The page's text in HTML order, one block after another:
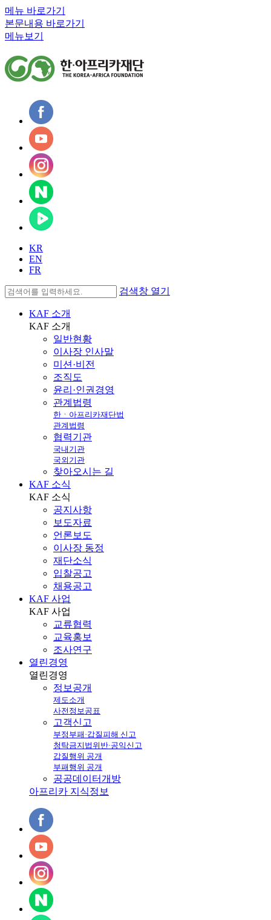
메뉴 바로가기
본문내용 바로가기
메뉴보기
KR
EN
FR
검색창 열기
KAF 소개
KAF 소개
일반현황
이사장 인사말
미션·비전
조직도
윤리·인권경영
관계법령
한ㆍ아프리카재단법
관계법령
협력기관
국내기관
국외기관
찾아오시는 길
KAF 소식
KAF 소식
공지사항
보도자료
언론보도
이사장 동정
재단소식
입찰공고
채용공고
KAF 사업
KAF 사업
교류협력
교육홍보
조사연구
열린경영
열린경영
정보공개
제도소개
사전정보공표
고객신고
부정부패·갑질피해 신고
청탁금지법위반·공익신고
갑질행위 공개
부패행위 공개
공공데이터개방
아프리카 지식정보